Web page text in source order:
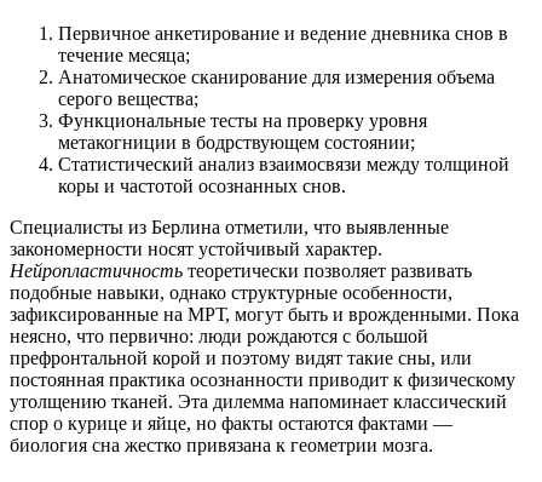
Первичное анкетирование и ведение дневника снов в
течение месяца;
Анатомическое сканирование для измерения объема
серого вещества;
Функциональные тесты на проверку уровня
метакогниции в бодрствующем состоянии;
Статистический анализ взаимосвязи между толщиной
коры и частотой осознанных снов.
Специалисты из Берлина отметили, что выявленные
закономерности носят устойчивый характер.
Нейропластичность теоретически позволяет развивать
подобные навыки, однако структурные особенности,
зафиксированные на МРТ, могут быть и врожденными. Пока
неясно, что первично: люди рождаются с большой
префронтальной корой и поэтому видят такие сны, или
постоянная практика осознанности приводит к физическому
утолщению тканей. Эта дилемма напоминает классический
спор о курице и яйце, но факты остаются фактами —
биология сна жестко привязана к геометрии мозга.